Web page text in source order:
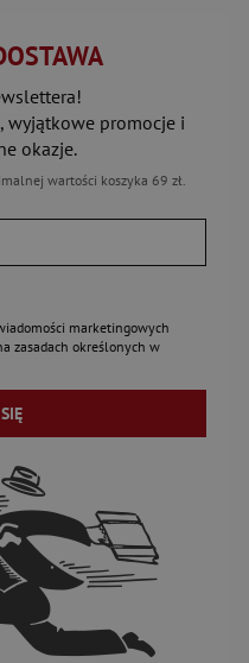
wyjątkowe promocje i
okazje.
wartości koszyka 69 zł.
marketingowych
zasadach określonych w